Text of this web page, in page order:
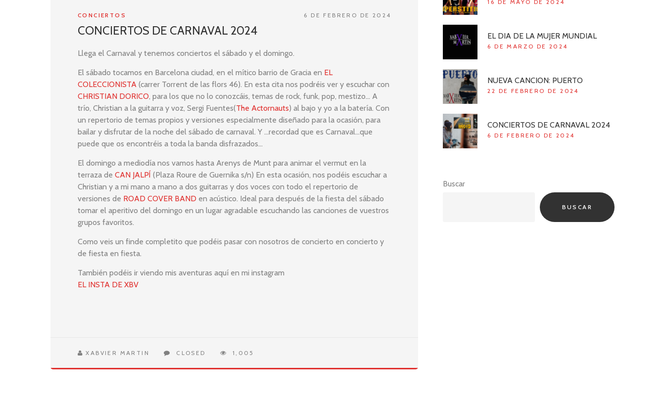
CONCIERTOS 6 DE FEBRERO DE 2024
CONCIERTOS DE CARNAVAL 2024
Llega el Carnaval y tenemos conciertos el sábado y el domingo.
El sábado tocamos en Barcelona ciudad, en el mítico barrio de Gracia en EL
COLECCIONISTA (carrer Torrent de las flors 46). En esta cita nos podréis ver y escuchar con
CHRISTIAN DORICO, para los que no lo conozcáis, temas de rock, funk, pop, mestizo… A
trío, Christian a la guitarra y voz, Sergi Fuentes(The Actornauts) al bajo y yo a la batería. Con
un repertorio de temas propios y versiones especialmente diseñado para la ocasión, para
bailar y disfrutar de la noche del sábado de carnaval. Y …recordad que es Carnaval…que
puede que os encontréis a toda la banda disfrazados…
El domingo a mediodía nos vamos hasta Arenys de Munt para animar el vermut en la
terraza de CAN JALPÍ (Plaza Roure de Guernika s/n) En esta ocasión, nos podéis escuchar a
Christian y a mi mano a mano a dos guitarras y dos voces con todo el repertorio de
versiones de ROAD COVER BAND en acústico. Ideal para después de la fiesta del sábado
tomar el aperitivo del domingo en un lugar agradable escuchando las canciones de vuestros
grupos favoritos.
Como veis un finde completito que podéis pasar con nosotros de concierto en concierto y
de fiesta en fiesta.
También podéis ir viendo mis aventuras aquí en mi instagram
EL INSTA DE XBV
XABVIER MARTIN CLOSED 1,005
16 DE MAYO DE 2024
EL DIA DE LA MUJER MUNDIAL
6 DE MARZO DE 2024
NUEVA CANCION: PUERTO
22 DE FEBRERO DE 2024
CONCIERTOS DE CARNAVAL 2024
6 DE FEBRERO DE 2024
Buscar
BUSCAR